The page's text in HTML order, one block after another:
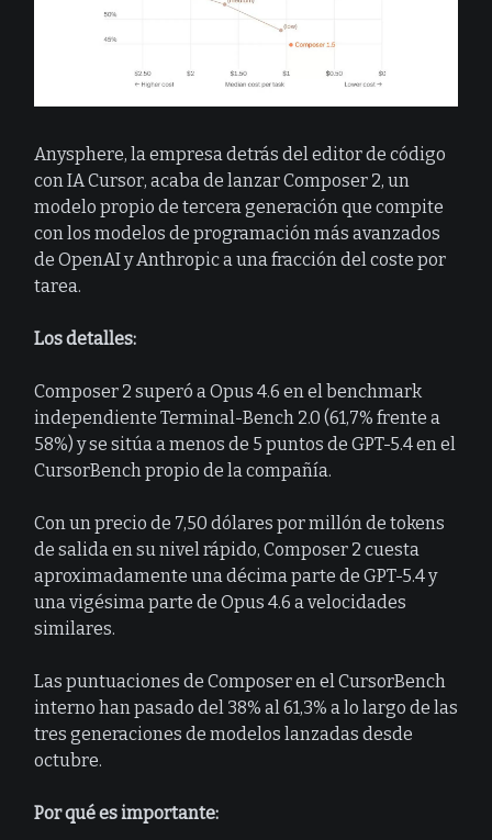
Anysphere, la empresa detrás del editor de código
con IA Cursor, acaba de lanzar Composer 2, un
modelo propio de tercera generación que compite
con los modelos de programación más avanzados
de OpenAI y Anthropic a una fracción del coste por
tarea.
Los detalles:
Composer 2 superó a Opus 4.6 en el benchmark
independiente Terminal-Bench 2.0 (61,7% frente a
58%) y se sitúa a menos de 5 puntos de GPT-5.4 en el
CursorBench propio de la compañía.
Con un precio de 7,50 dólares por millón de tokens
de salida en su nivel rápido, Composer 2 cuesta
aproximadamente una décima parte de GPT-5.4 y
una vigésima parte de Opus 4.6 a velocidades
similares.
Las puntuaciones de Composer en el CursorBench
interno han pasado del 38% al 61,3% a lo largo de las
tres generaciones de modelos lanzadas desde
octubre.
Por qué es importante: